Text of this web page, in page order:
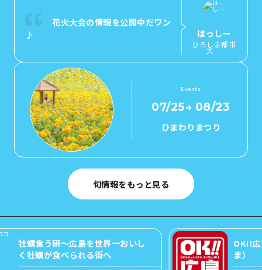
よくあるご質問
フォトダウンロード
関連リンク
花火大会の情報を公開中だワン
♪
はっしー
ひろしま都市
犬
Events
07/25→ 08/23
ひまわりまつり
旬情報をもっと見る
牡蠣食う研～広島を世界一おいし
く牡蠣が食べられる街へ
OK!!広島（
ま）